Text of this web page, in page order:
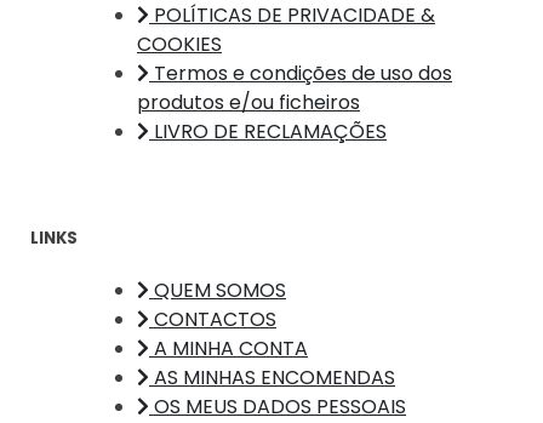
POLÍTICAS DE PRIVACIDADE &
COOKIES
Termos e condições de uso dos
produtos e/ou ficheiros
LIVRO DE RECLAMAÇÕES
LINKS
QUEM SOMOS
CONTACTOS
A MINHA CONTA
AS MINHAS ENCOMENDAS
OS MEUS DADOS PESSOAIS